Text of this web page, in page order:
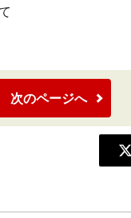
次のページへ